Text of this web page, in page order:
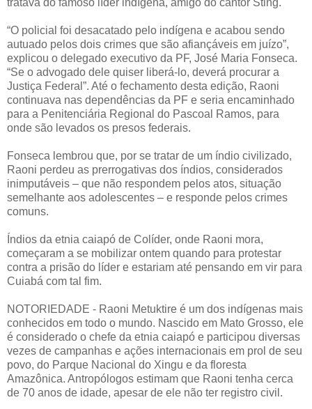
“O policial foi desacatado pelo indígena e acabou sendo
autuado pelos dois crimes que são afiançáveis em juízo”,
explicou o delegado executivo da PF, José Maria Fonseca.
“Se o advogado dele quiser liberá-lo, deverá procurar a
Justiça Federal”. Até o fechamento desta edição, Raoni
continuava nas dependências da PF e seria encaminhado
para a Penitenciária Regional do Pascoal Ramos, para
onde são levados os presos federais.
Fonseca lembrou que, por se tratar de um índio civilizado,
Raoni perdeu as prerrogativas dos índios, considerados
inimputáveis – que não respondem pelos atos, situação
semelhante aos adolescentes – e responde pelos crimes
comuns.
Índios da etnia caiapó de Colíder, onde Raoni mora,
começaram a se mobilizar ontem quando para protestar
contra a prisão do líder e estariam até pensando em vir para
Cuiabá com tal fim.
NOTORIEDADE - Raoni Metuktire é um dos indígenas mais
conhecidos em todo o mundo. Nascido em Mato Grosso, ele
é considerado o chefe da etnia caiapó e participou diversas
vezes de campanhas e ações internacionais em prol de seu
povo, do Parque Nacional do Xingu e da floresta
Amazônica. Antropólogos estimam que Raoni tenha cerca
de 70 anos de idade, apesar de ele não ter registro civil.